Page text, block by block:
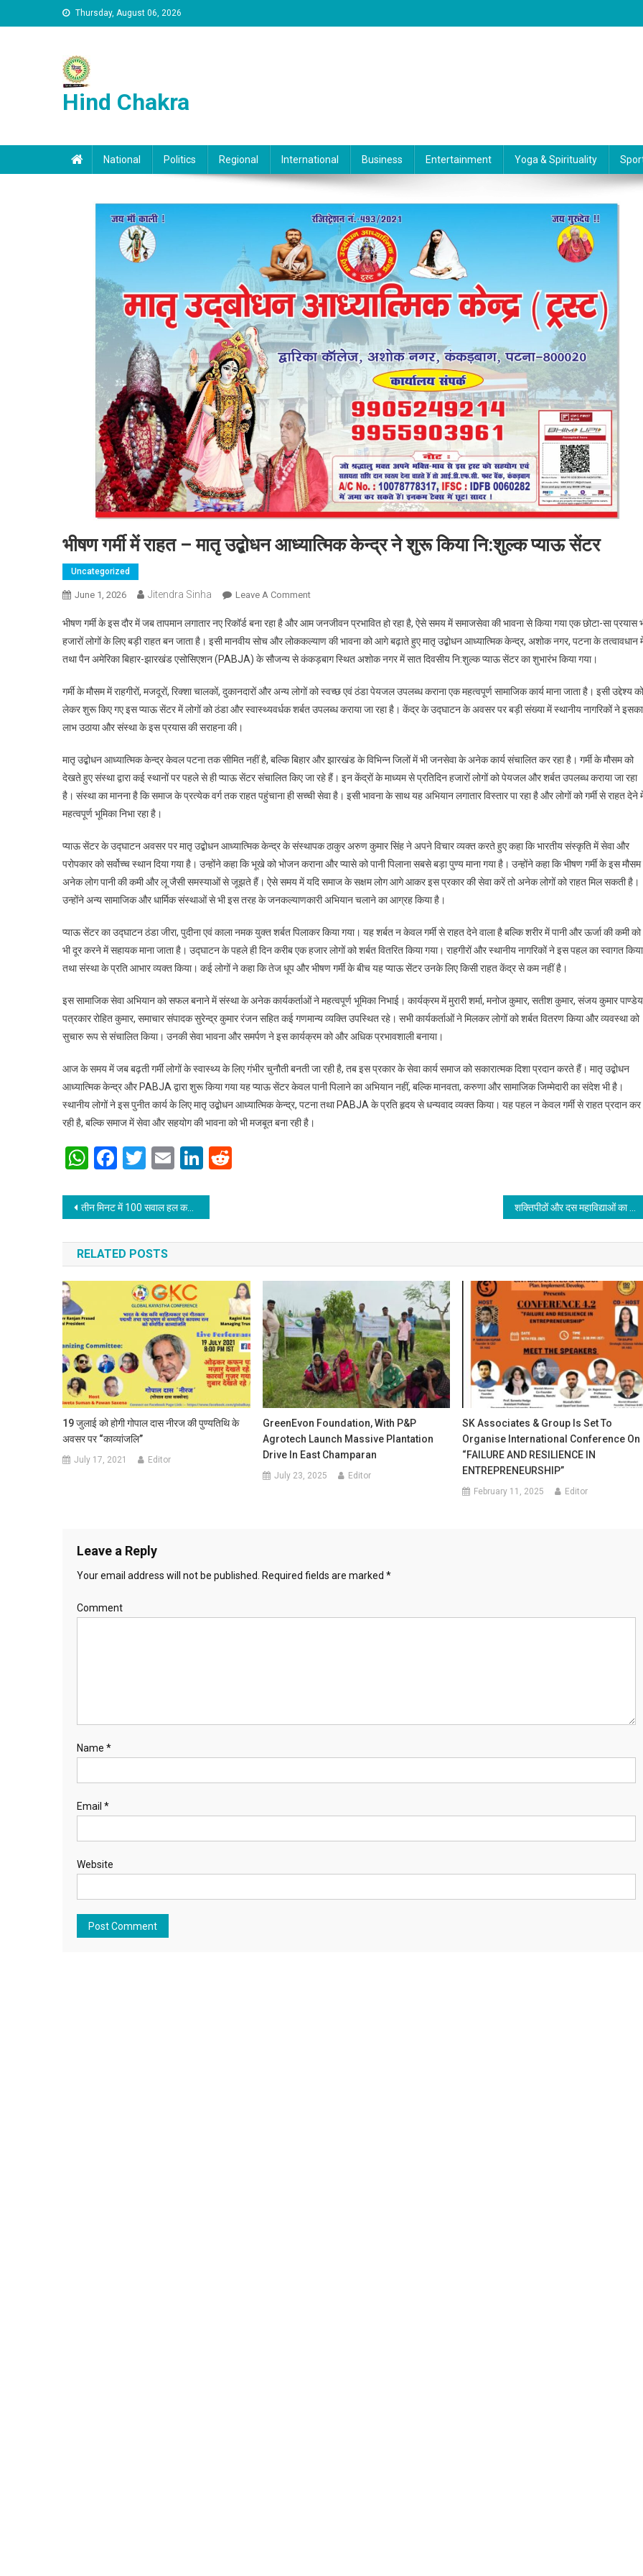
Skip to content Thursday, August 06, 2026
Hind Chakra
National Politics Regional International Business Entertainment Yoga & Spirituality
भीषण गर्मी में राहत – मातृ उद्बोधन आध्यात्मिक केन्द्र ने शुरू किया नि:शुल्क प्याऊ सेंटर
Uncategorized
June 1, 2026 Jitendra Sinha Leave A Comment
भीषण गर्मी के इस दौर में जब तापमान लगातार नए रिकॉर्ड बना रहा है और आम जनजीवन प्रभावित हो रहा है, ऐसे समय में समाजसेवा की भावना से किया गया एक छोटा-सा प्रयास
हजारों लोगों के लिए बड़ी राहत बन जाता है। इसी मानवीय सोच और लोककल्याण की भावना को आगे बढ़ाते हुए मातृ उद्बोधन आध्यात्मिक केन्द्र, अशोक नगर, पटना के तत्वावधान
तथा पैन अमेरिका बिहार-झारखंड एसोसिएशन (PABJA) के सौजन्य से कंकड़बाग स्थित अशोक नगर में सात दिवसीय नि:शुल्क प्याऊ सेंटर का शुभारंभ किया गया।
गर्मी के मौसम में राहगीरों, मजदूरों, रिक्शा चालकों, दुकानदारों और अन्य लोगों को स्वच्छ एवं ठंडा पेयजल उपलब्ध कराना एक महत्वपूर्ण सामाजिक कार्य माना जाता है। इसी उद्देश्य को
लेकर शुरू किए गए इस प्याऊ सेंटर में लोगों को ठंडा और स्वास्थ्यवर्धक शर्बत उपलब्ध कराया जा रहा है। केंद्र के उद्घाटन के अवसर पर बड़ी संख्या में स्थानीय नागरिकों ने इसका
लाभ उठाया और संस्था के इस प्रयास की सराहना की।
मातृ उद्बोधन आध्यात्मिक केन्द्र केवल पटना तक सीमित नहीं है, बल्कि बिहार और झारखंड के विभिन्न जिलों में भी जनसेवा के अनेक कार्य संचालित कर रहा है। गर्मी के मौसम को
देखते हुए संस्था द्वारा कई स्थानों पर पहले से ही प्याऊ सेंटर संचालित किए जा रहे हैं। इन केंद्रों के माध्यम से प्रतिदिन हजारों लोगों को पेयजल और शर्बत उपलब्ध कराया जा रहा
है। संस्था का मानना है कि समाज के प्रत्येक वर्ग तक राहत पहुंचाना ही सच्ची सेवा है। इसी भावना के साथ यह अभियान लगातार विस्तार पा रहा है और लोगों को गर्मी से राहत देने
महत्वपूर्ण भूमिका निभा रहा है।
प्याऊ सेंटर के उद्घाटन अवसर पर मातृ उद्बोधन आध्यात्मिक केन्द्र के संस्थापक ठाकुर अरुण कुमार सिंह ने अपने विचार व्यक्त करते हुए कहा कि भारतीय संस्कृति में सेवा और
परोपकार को सर्वोच्च स्थान दिया गया है। उन्होंने कहा कि भूखे को भोजन कराना और प्यासे को पानी पिलाना सबसे बड़ा पुण्य माना गया है। उन्होंने कहा कि भीषण गर्मी के इस मौसम
अनेक लोग पानी की कमी और लू जैसी समस्याओं से जूझते हैं। ऐसे समय में यदि समाज के सक्षम लोग आगे आकर इस प्रकार की सेवा करें तो अनेक लोगों को राहत मिल सकती है।
उन्होंने अन्य सामाजिक और धार्मिक संस्थाओं से भी इस तरह के जनकल्याणकारी अभियान चलाने का आग्रह किया है।
प्याऊ सेंटर का उद्घाटन ठंडा जीरा, पुदीना एवं काला नमक युक्त शर्बत पिलाकर किया गया। यह शर्बत न केवल गर्मी से राहत देने वाला है बल्कि शरीर में पानी और ऊर्जा की कमी को
भी दूर करने में सहायक माना जाता है। उद्घाटन के पहले ही दिन करीब एक हजार लोगों को शर्बत वितरित किया गया। राहगीरों और स्थानीय नागरिकों ने इस पहल का स्वागत किया
तथा संस्था के प्रति आभार व्यक्त किया। कई लोगों ने कहा कि तेज धूप और भीषण गर्मी के बीच यह प्याऊ सेंटर उनके लिए किसी राहत केंद्र से कम नहीं है।
इस सामाजिक सेवा अभियान को सफल बनाने में संस्था के अनेक कार्यकर्ताओं ने महत्वपूर्ण भूमिका निभाई। कार्यक्रम में मुरारी शर्मा, मनोज कुमार, सतीश कुमार, संजय कुमार
पत्रकार रोहित कुमार, समाचार संपादक सुरेन्द्र कुमार रंजन सहित कई गणमान्य व्यक्ति उपस्थित रहे। सभी कार्यकर्ताओं ने मिलकर लोगों को शर्बत वितरण किया और व्यवस्था को
सुचारु रूप से संचालित किया। उनकी सेवा भावना और समर्पण ने इस कार्यक्रम को और अधिक प्रभावशाली बनाया।
आज के समय में जब बढ़ती गर्मी लोगों के स्वास्थ्य के लिए गंभीर चुनौती बनती जा रही है, तब इस प्रकार के सेवा कार्य समाज को सकारात्मक दिशा प्रदान करते हैं। मातृ उद्बोधन
आध्यात्मिक केन्द्र और PABJA द्वारा शुरू किया गया यह प्याऊ सेंटर केवल पानी पिलाने का अभियान नहीं, बल्कि मानवता, करुणा और सामाजिक जिम्मेदारी का संदेश भी है।
स्थानीय लोगों ने इस पुनीत कार्य के लिए मातृ उद्बोधन आध्यात्मिक केन्द्र, पटना तथा PABJA के प्रति हृदय से धन्यवाद व्यक्त किया। यह पहल न केवल गर्मी से राहत प्रदान कर
रही है, बल्कि समाज में सेवा और सहयोग की भावना को भी मजबूत बना रही है।
WhatsApp
Facebook
Twitter
EmailLinkedIn
Post navigation
तीन मिनट में 100 सवाल हल कर रचा इतिहास – पटना के समरथ सिन्हा बने नेशनल एबैकस चैंपियन 2026
RELATED POSTS
19 जुलाई को होगी गोपाल दास नीरज की पुण्यतिथि के
अवसर पर “काव्यांजलि”
July 17, 2021 Editor
GreenEvon Foundation, With P&P
Agrotech Launch Massive Plantation
Drive In East Champaran
July 23, 2025 Editor
SK Associates & Group Is Set To
Organise International Conference On
“FAILURE AND RESILIENCE IN
ENTREPRENEURSHIP”
February 11, 2025 Editor
Leave a Reply
Your email address will not be published. Required fields are marked *
Comment
Name *
Email *
Website